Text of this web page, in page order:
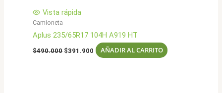
Vista rápida
Camioneta
Aplus 235/65R17 104H A919 HT
$490.000 El
$391.900 El
precio
AÑADIR AL CARRITO